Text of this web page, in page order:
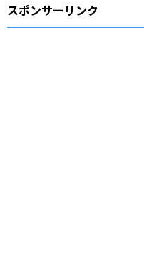
スポンサーリンク